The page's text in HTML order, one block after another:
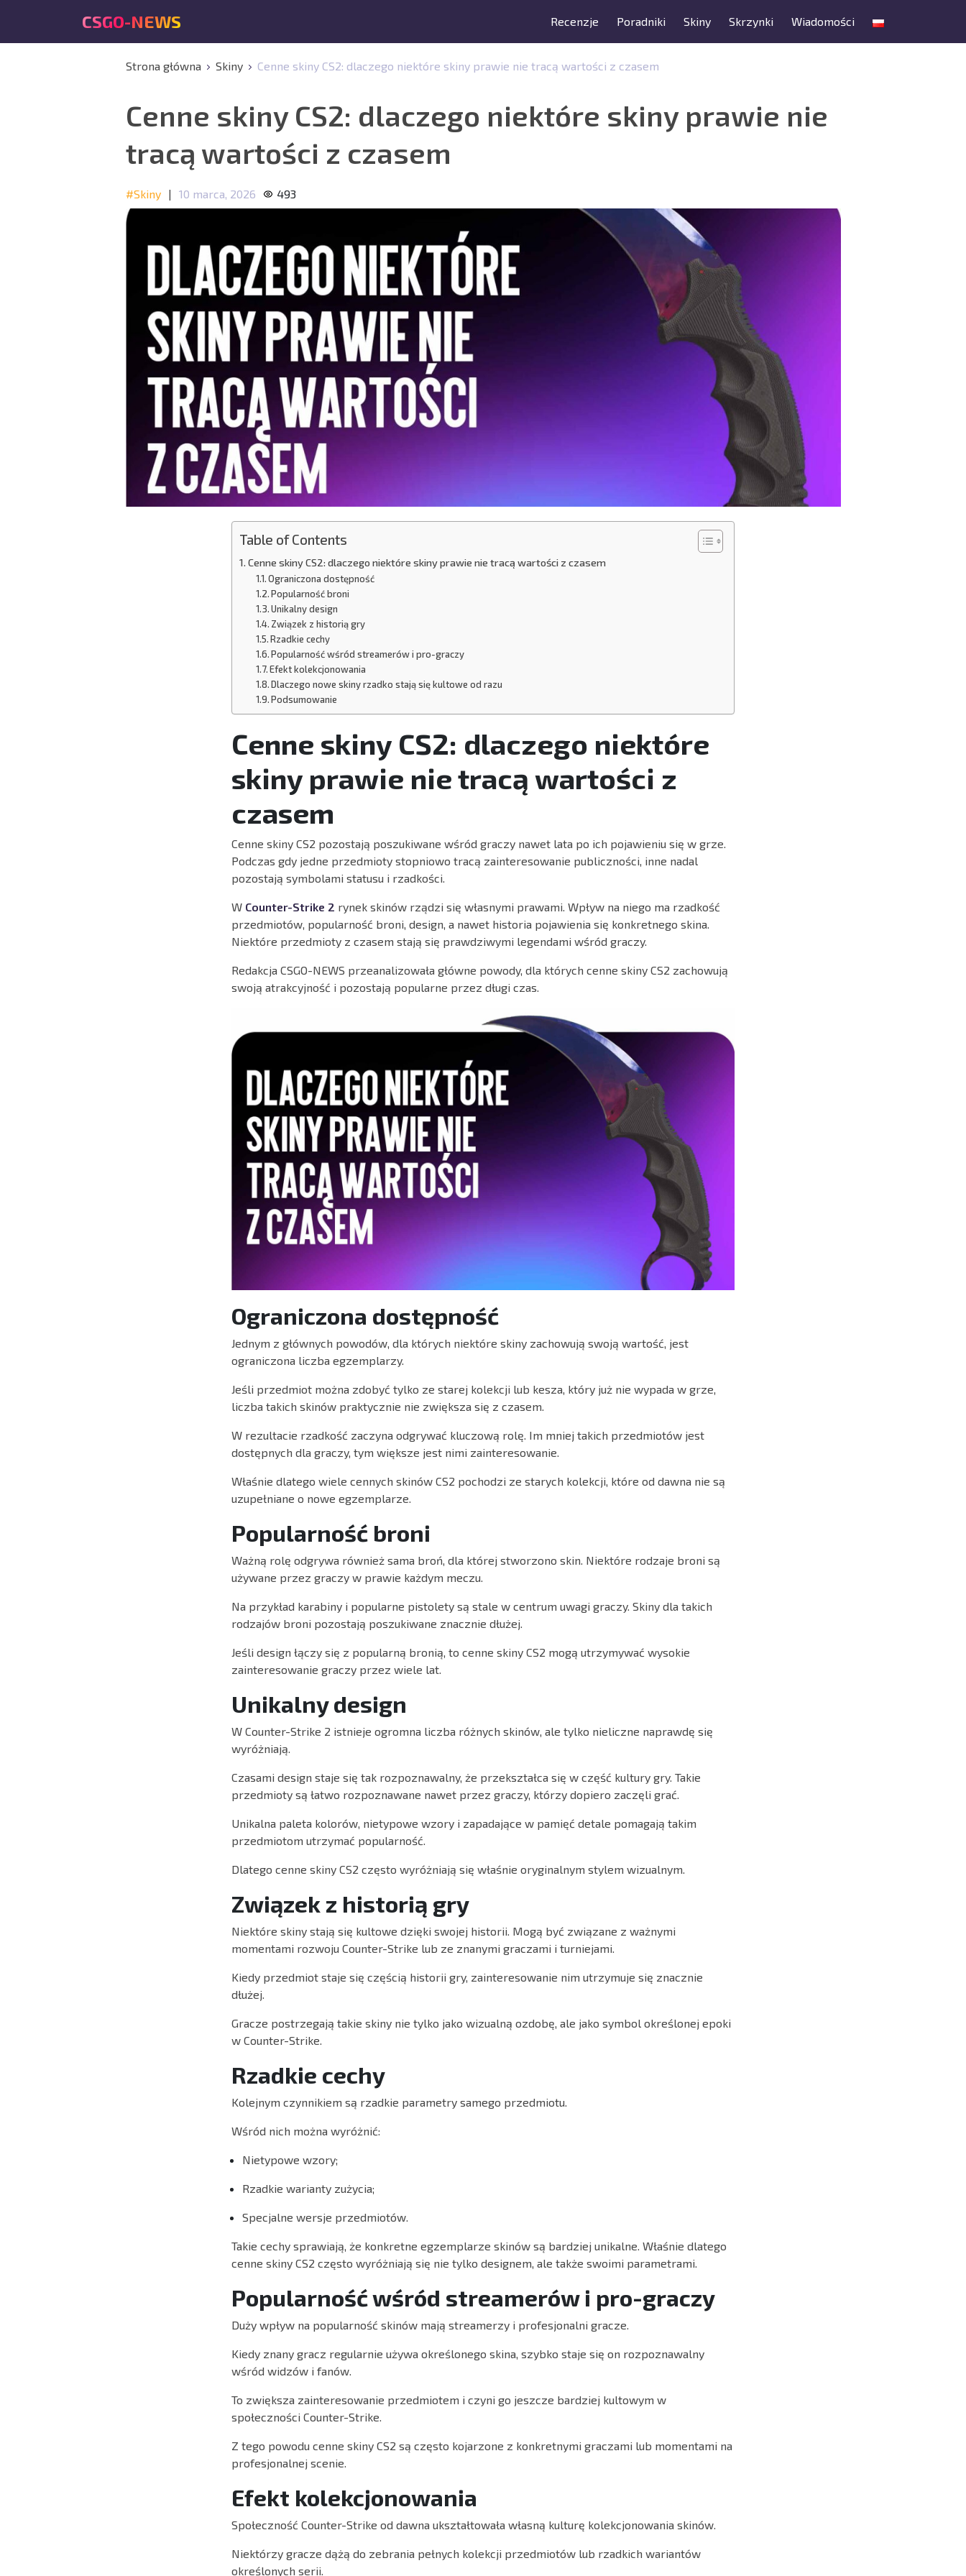
CSGO-NEWS Recenzje Poradniki Skiny Skrzynki Wiadomości
Strona główna Skiny Cenne skiny CS2: dlaczego niektóre skiny prawie nie tracą wartości z czasem
Cenne skiny CS2: dlaczego niektóre skiny prawie nie
tracą wartości z czasem
#Skiny | 10 marca, 2026 493
Table of Contents
Cenne skiny CS2: dlaczego niektóre skiny prawie nie tracą wartości z czasem
Ograniczona dostępność
Popularność broni
Unikalny design
Związek z historią gry
Rzadkie cechy
Popularność wśród streamerów i pro-graczy
Efekt kolekcjonowania
Dlaczego nowe skiny rzadko stają się kultowe od razu
Podsumowanie
Cenne skiny CS2: dlaczego niektóre
skiny prawie nie tracą wartości z
czasem
Cenne skiny CS2 pozostają poszukiwane wśród graczy nawet lata po ich pojawieniu się w grze.
Podczas gdy jedne przedmioty stopniowo tracą zainteresowanie publiczności, inne nadal
pozostają symbolami statusu i rzadkości.
W Counter-Strike 2 rynek skinów rządzi się własnymi prawami. Wpływ na niego ma rzadkość
przedmiotów, popularność broni, design, a nawet historia pojawienia się konkretnego skina.
Niektóre przedmioty z czasem stają się prawdziwymi legendami wśród graczy.
Redakcja CSGO-NEWS przeanalizowała główne powody, dla których cenne skiny CS2 zachowują
swoją atrakcyjność i pozostają popularne przez długi czas.
Ograniczona dostępność
Jednym z głównych powodów, dla których niektóre skiny zachowują swoją wartość, jest
ograniczona liczba egzemplarzy.
Jeśli przedmiot można zdobyć tylko ze starej kolekcji lub kesza, który już nie wypada w grze,
liczba takich skinów praktycznie nie zwiększa się z czasem.
W rezultacie rzadkość zaczyna odgrywać kluczową rolę. Im mniej takich przedmiotów jest
dostępnych dla graczy, tym większe jest nimi zainteresowanie.
Właśnie dlatego wiele cennych skinów CS2 pochodzi ze starych kolekcji, które od dawna nie są
uzupełniane o nowe egzemplarze.
Popularność broni
Ważną rolę odgrywa również sama broń, dla której stworzono skin. Niektóre rodzaje broni są
używane przez graczy w prawie każdym meczu.
Na przykład karabiny i popularne pistolety są stale w centrum uwagi graczy. Skiny dla takich
rodzajów broni pozostają poszukiwane znacznie dłużej.
Jeśli design łączy się z popularną bronią, to cenne skiny CS2 mogą utrzymywać wysokie
zainteresowanie graczy przez wiele lat.
Unikalny design
W Counter-Strike 2 istnieje ogromna liczba różnych skinów, ale tylko nieliczne naprawdę się
wyróżniają.
Czasami design staje się tak rozpoznawalny, że przekształca się w część kultury gry. Takie
przedmioty są łatwo rozpoznawane nawet przez graczy, którzy dopiero zaczęli grać.
Unikalna paleta kolorów, nietypowe wzory i zapadające w pamięć detale pomagają takim
przedmiotom utrzymać popularność.
Dlatego cenne skiny CS2 często wyróżniają się właśnie oryginalnym stylem wizualnym.
Związek z historią gry
Niektóre skiny stają się kultowe dzięki swojej historii. Mogą być związane z ważnymi
momentami rozwoju Counter-Strike lub ze znanymi graczami i turniejami.
Kiedy przedmiot staje się częścią historii gry, zainteresowanie nim utrzymuje się znacznie
dłużej.
Gracze postrzegają takie skiny nie tylko jako wizualną ozdobę, ale jako symbol określonej epoki
w Counter-Strike.
Rzadkie cechy
Kolejnym czynnikiem są rzadkie parametry samego przedmiotu.
Wśród nich można wyróżnić:
Nietypowe wzory;
Rzadkie warianty zużycia;
Specjalne wersje przedmiotów.
Takie cechy sprawiają, że konkretne egzemplarze skinów są bardziej unikalne. Właśnie dlatego
cenne skiny CS2 często wyróżniają się nie tylko designem, ale także swoimi parametrami.
Popularność wśród streamerów i pro-graczy
Duży wpływ na popularność skinów mają streamerzy i profesjonalni gracze.
Kiedy znany gracz regularnie używa określonego skina, szybko staje się on rozpoznawalny
wśród widzów i fanów.
To zwiększa zainteresowanie przedmiotem i czyni go jeszcze bardziej kultowym w
społeczności Counter-Strike.
Z tego powodu cenne skiny CS2 są często kojarzone z konkretnymi graczami lub momentami na
profesjonalnej scenie.
Efekt kolekcjonowania
Społeczność Counter-Strike od dawna ukształtowała własną kulturę kolekcjonowania skinów.
Niektórzy gracze dążą do zebrania pełnych kolekcji przedmiotów lub rzadkich wariantów
określonych serii.